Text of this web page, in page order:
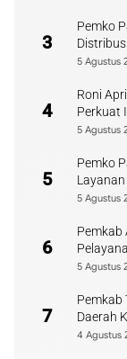
3
Pemko
5 Agustus
4
Roni
Perkuat
5 Agustus
5
Pemko
5 Agustus
6
Pemkab
5 Agustus
7
Pemkab
Daerah
4 Agustus